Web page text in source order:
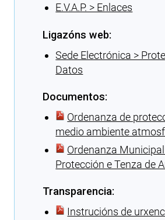
E.V.A.P. > Enlaces
Ligazóns web:
Sede Electrónica >
Datos
Documentos:
Ordenanza de
medio ambiente
Ordenanza
Protección e Tenza de
Transparencia:
Instrucións de